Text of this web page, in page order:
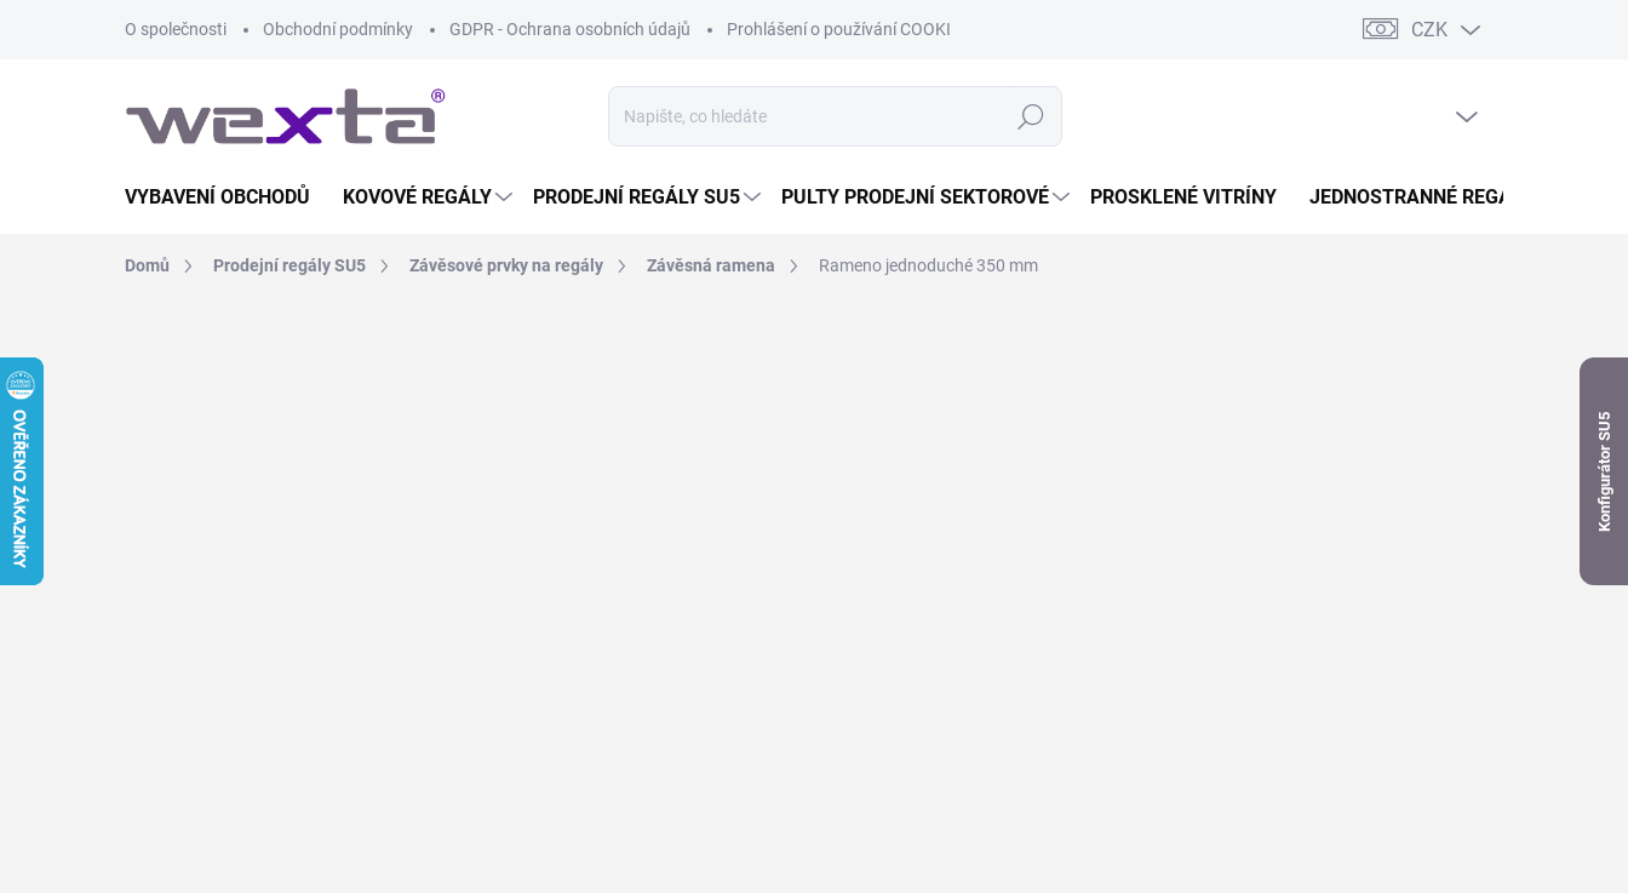
O společnosti Obchodní podmínky GDPR - Ochrana osobních údajů Prohlášení o používání COOKIES CZK
Hledat
VYBAVENÍ OBCHODŮ KOVOVÉ REGÁLY PRODEJNÍ REGÁLY SU5 PULTY PRODEJNÍ SEKTOROVÉ PROSKLENÉ VITRÍNY JEDNOSTRANNÉ REGÁLY
Domů Prodejní regály SU5 Závěsové prvky na regály Závěsná ramena Rameno jednoduché 350 mm
Konfigurátor SU5